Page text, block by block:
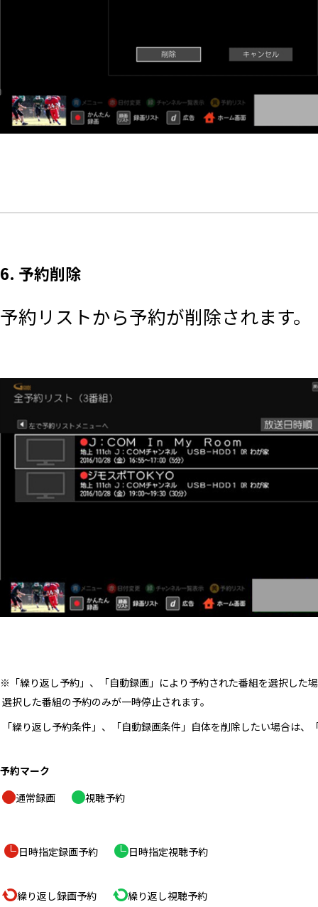
6. 予約削除
予約リストから予約が削除されます。
※「繰り返し予約」、「自動録画」により予約された番組を選択した
選択した番組の予約のみが一時停止されます。
「繰り返し予約条件」、「自動録画条件」自体を削除したい場合は、
予約マーク
通常録画
視聴予約
日時指定録画予約 日時指定視聴予約
繰り返し録画予約 繰り返し視聴予約